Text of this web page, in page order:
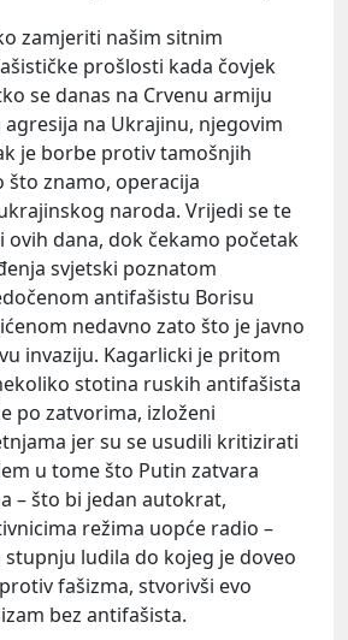
zamjeriti našim sitnim
prošlosti kada čovjek
se danas na Crvenu armiju
agresija na Ukrajinu, njegovim
je borbe protiv tamošnjih
što znamo, operacija
naroda. Vrijedi se te
dana, dok čekamo početak
svjetski poznatom
antifašistu Borisu
nedavno zato što je javno
invaziju. Kagarlicki je pritom
stotina ruskih antifašista
po zatvorima, izloženi
jer su se usudili kritizirati
u tome što Putin zatvara
– što bi jedan autokrat,
režima uopće radio –
ludila do kojeg je doveo
fašizma, stvorivši evo
bez antifašista.